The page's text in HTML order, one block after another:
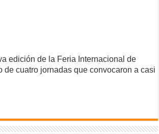
edición de la Feria Internacional de
de cuatro jornadas que convocaron a casi